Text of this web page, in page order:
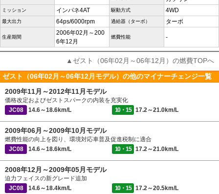
ミッション インパネ4AT 駆動方式 4WD
最大出力 64ps/6000rpm 過給器（ターボ） ターボ
生産期間
2006年02月～200
6年12月
燃費性能 -
▲ゼスト（06年02月～06年12月）の燃費TOPへ
ゼスト（06年02月～06年12月モデル）の他のマイナーチェンジ一覧
2009年11月～2012年11月モデル
価格改定およびゼストスパークの内装を充実化
JC08
14.6～18.6km/L 10・15 17.2～21.0km/L
2009年06月～2009年10月モデル
燃費性能の向上を図り、環境対応車普及促進税制に適合
JC08
14.6～18.6km/L 10・15 17.2～21.0km/L
2008年12月～2009年05月モデル
迫力フェイスの新グレード追加
JC08
14.6～18.4km/L 10・15 17.2～20.5km/L